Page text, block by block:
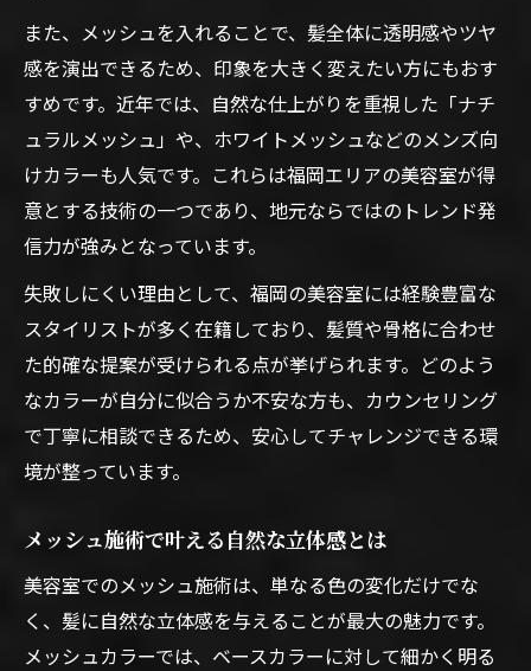
また、メッシュを入れることで、髪全体に透明感やツヤ
感を演出できるため、印象を大きく変えたい方にもおす
すめです。近年では、自然な仕上がりを重視した「ナチ
ュラルメッシュ」や、ホワイトメッシュなどのメンズ向
けカラーも人気です。これらは福岡エリアの美容室が得
意とする技術の一つであり、地元ならではのトレンド発
信力が強みとなっています。
失敗しにくい理由として、福岡の美容室には経験豊富な
スタイリストが多く在籍しており、髪質や骨格に合わせ
た的確な提案が受けられる点が挙げられます。どのよう
なカラーが自分に似合うか不安な方も、カウンセリング
で丁寧に相談できるため、安心してチャレンジできる環
境が整っています。
メッシュ施術で叶える自然な立体感とは
美容室でのメッシュ施術は、単なる色の変化だけでな
く、髪に自然な立体感を与えることが最大の魅力です。
メッシュカラーでは、ベースカラーに対して細かく明る